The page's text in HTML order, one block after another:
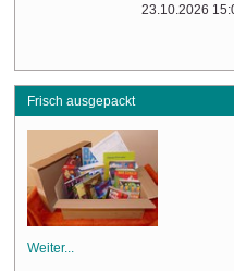
23.10.2026
Frisch ausgepackt
Weiter...